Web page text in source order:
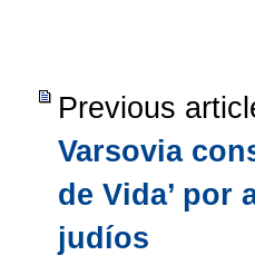
Previous
Varsovia
de Vida’ por
judíos